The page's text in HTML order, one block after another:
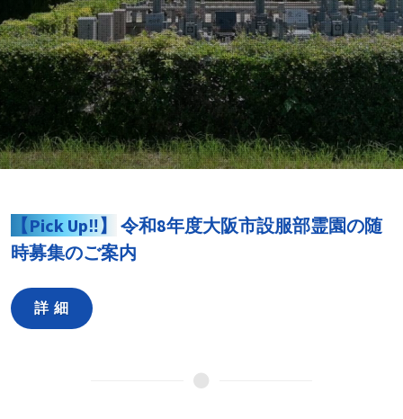
【Pick Up‼】
令和8年度大阪市設服部霊園の随
時募集のご案内
詳 細